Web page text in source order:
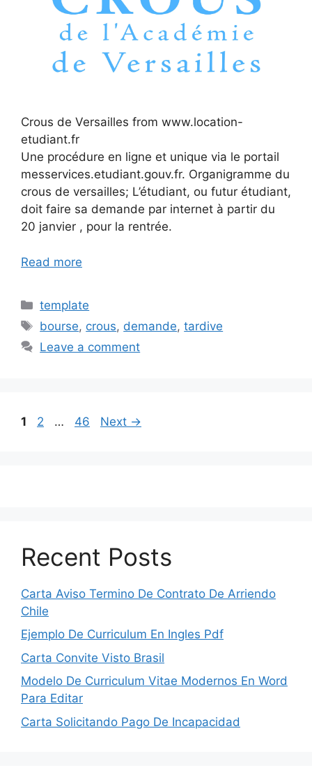
Crous de Versailles from www.location-
etudiant.fr
Une procédure en ligne et unique via le portail
messervices.etudiant.gouv.fr. Organigramme du
crous de versailles; L’étudiant, ou futur étudiant,
doit faire sa demande par internet à partir du
20 janvier , pour la rentrée.
Read more
Categories
template
Tags
bourse, crous, demande,tardive
Leave a comment
Page
1 Page
2 … Page
46 Next →
Recent Posts
Carta Aviso Termino De Contrato De Arriendo
Chile
Ejemplo De Curriculum En Ingles Pdf
Carta Convite Visto Brasil
Modelo De Curriculum Vitae Modernos En Word
Para Editar
Carta Solicitando Pago De Incapacidad